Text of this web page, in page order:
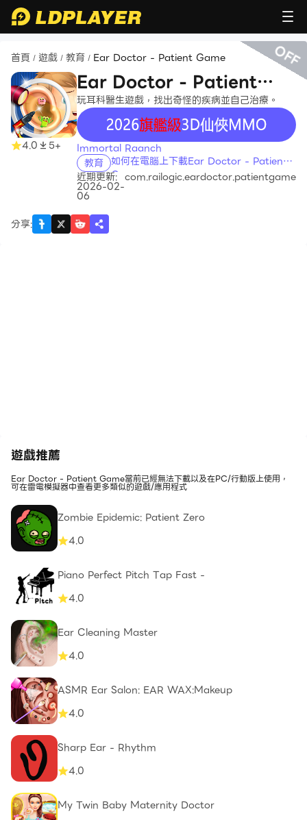
首頁 / 遊戲 / 教育 / Ear Doctor - Patient Game
4.0 5+
Ear Doctor - Patient
Game
玩耳科醫生遊戲，找出奇怪的疾病並自己治療。
recommend
Immortal Raanch
教育 如何在電腦上下載Ear Doctor - Patient
Game
近期更新:
2026-02-
06
com.railogic.eardoctor.patientgame
分享:
OFF
遊戲推薦
Ear Doctor - Patient Game當前已經無法下載以及在PC/行動版上使用，
可在雷電模擬器中查看更多類似的遊戲/應用程式
Zombie Epidemic: Patient Zero
4.0
Piano Perfect Pitch Tap Fast -
4.0
Ear Cleaning Master
4.0
ASMR Ear Salon: EAR WAX:Makeup
4.0
Sharp Ear - Rhythm
4.0
My Twin Baby Maternity Doctor